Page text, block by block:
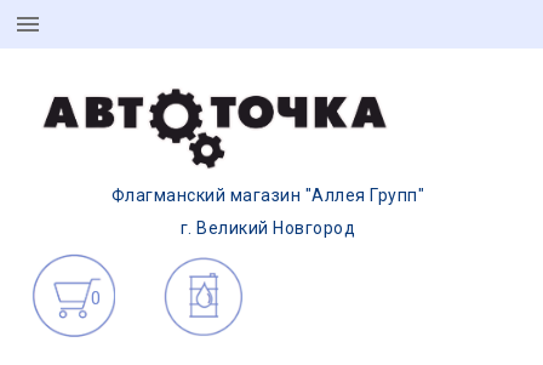
Флагманский магазин "Аллея Групп"
г. Великий Новгород
0